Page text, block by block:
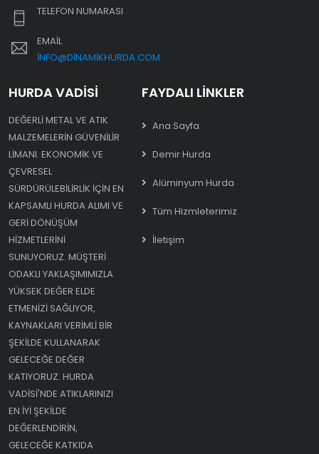
TELEFON NUMARASI
EMAIL
INFO@DINAMIKHURDA.COM
HURDA VADISI
DEĞERLI METAL VE ATIK
MALZEMELERIN GÜVENILIR
LIMANI. EKONOMIK VE
ÇEVRESEL
SÜRDÜRÜLEBILIRLIK IÇIN EN
KAPSAMLI HURDA ALIMI VE
GERI DÖNÜŞÜM
HIZMETLERINI
SUNUYORUZ. MÜŞTERI
ODAKLI YAKLAŞIMIMIZLA
YÜKSEK DEĞER ELDE
ETMENIZI SAĞLIYOR,
KAYNAKLARI VERIMLI BIR
ŞEKILDE KULLANARAK
GELECEĞE DEĞER
KATIYORUZ. HURDA
VADISI'NDE ATIKLARINIZI
EN IYI ŞEKILDE
DEĞERLENDIRIN,
GELECEĞE KATKIDA
FAYDALI LINKLER
Ana Sayfa
Demir Hurda
Alüminyum Hurda
Tüm Hizmleterimiz
İletişim